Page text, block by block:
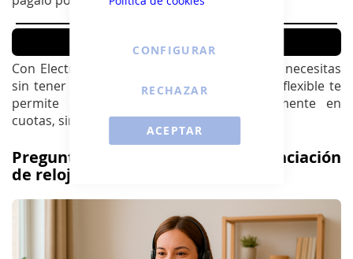
ACEPTAR
CONFIGURAR
RECHAZAR
¿Por qué financiar tu smartwatch?
Con ElectroNow accedes a la tecnología que necesitas
sin tener que esperar. Nuestra financiación flexible te
permite estrenar hoy, pagando cómodamente en
cuotas, sin papeleo ni demoras.
Preguntas frecuentes sobre financiación
de relojes inteligentes